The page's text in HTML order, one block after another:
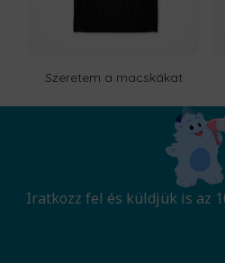
Szeretem a macskákat
Iratkozz fel és küldjük is az